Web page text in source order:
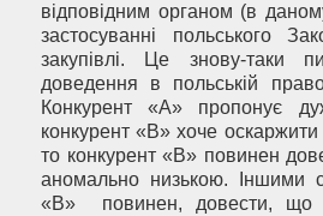
відповідним органом (в
застосуванні польського
закупівлі. Це знову-таки
доведення в польській
Конкурент «A» пропонує
конкурент «B» хоче
то конкурент «B» повинен
аномально низькою. Іншими
«B» повинен, довести, що